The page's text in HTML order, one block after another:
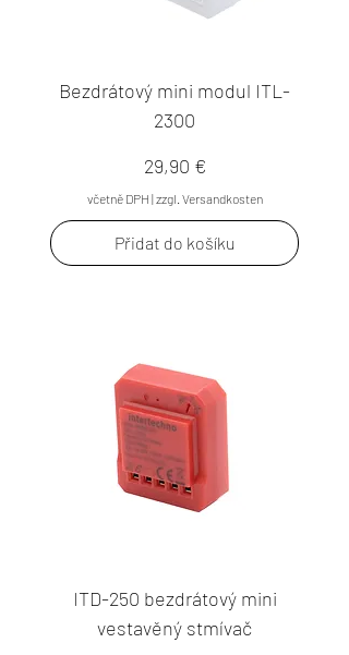
Bezdrátový mini modul ITL-
2300
Cena
29,90 €
včetně DPH |zzgl. Versandkosten
Přidat do košíku
ITD-250 bezdrátový mini
vestavěný stmívač